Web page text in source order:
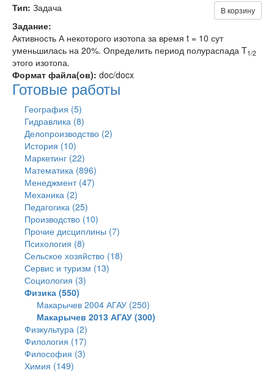
В корзину
Тип: Задача
Задание:
Активность А некоторого изотопа за время t = 10 сут
уменьшилась на 20%. Определить период полураспада T1/2
этого изотопа.
Формат файла(ов): doc/docx
Готовые работы
География (5)
Гидравлика (8)
Делопроизводство (2)
История (10)
Маркетинг (22)
Математика (896)
Менеджмент (47)
Механика (2)
Педагогика (25)
Производство (10)
Прочие дисциплины (7)
Психология (8)
Сельское хозяйство (18)
Сервис и туризм (13)
Социология (3)
Физика (550)
Макарычев 2004 АГАУ (250)
Макарычев 2013 АГАУ (300)
Физкультура (2)
Филология (17)
Философия (3)
Химия (149)